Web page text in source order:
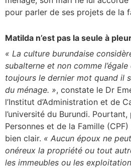
pour parler de ses projets de la
Matilda n’est pas la seule à
« La culture burundaise
subalterne et non comme l’égale
toujours le dernier mot quand il
du ménage. », constate le Dr
l’Institut d’Administration et de
l’université du Burundi.
Personnes et de la Famille
bien clair. « Aucun époux ne
onéreux la propriété ou tout
les immeubles ou les